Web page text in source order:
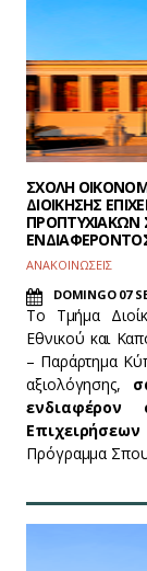
ΣΧΟΛΗ
ΔΙΟΙΚΗΣΗΣ
ΑΝΑΚΟΙΝΩΣΕΙΣ
DOMINGO 07
Το Τμήμα
Εθνικού και
– Παράρτημα
αξιολόγησης,
Πρόγραμμα